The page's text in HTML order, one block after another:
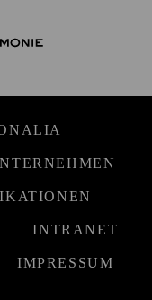
INTRANET
IMPRESSUM